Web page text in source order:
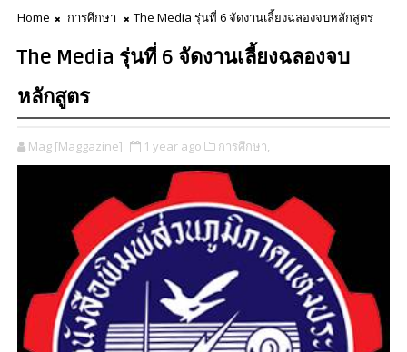
Home การศึกษา The Media รุ่นที่ 6 จัดงานเลี้ยงฉลองจบหลักสูตร
The Media รุ่นที่ 6 จัดงานเลี้ยงฉลองจบ
หลักสูตร
Mag [Maggazine] 1 year ago การศึกษา,